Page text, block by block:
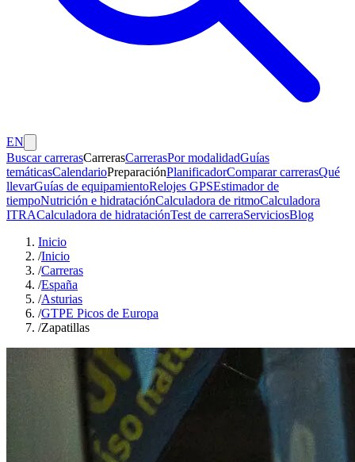
EN
Buscar carrerasCarrerasCarrerasPor modalidadGuías
temáticasCalendarioPreparaciónPlanificadorComparar carrerasQué
llevarGuías de equipamientoRelojes GPSEstimador de
tiempoNutrición e hidrataciónCalculadora de ritmoCalculadora
ITRACalculadora de hidrataciónTest de carreraServiciosBlog
Inicio
/Inicio
/Carreras
/España
/Asturias
/GTPE Picos de Europa
/Zapatillas